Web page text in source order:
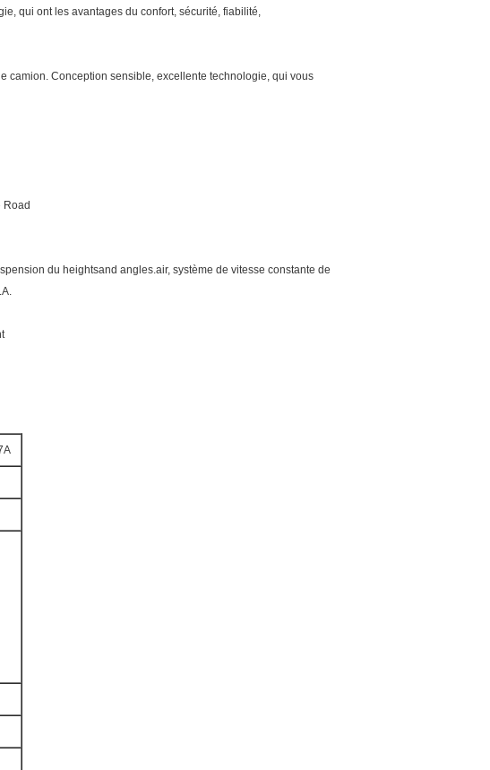
qui ont les avantages du confort, sécurité, fiabilité,
camion. Conception sensible, excellente technologie, qui vous
Road
du heightsand angles.air, système de vitesse constante de